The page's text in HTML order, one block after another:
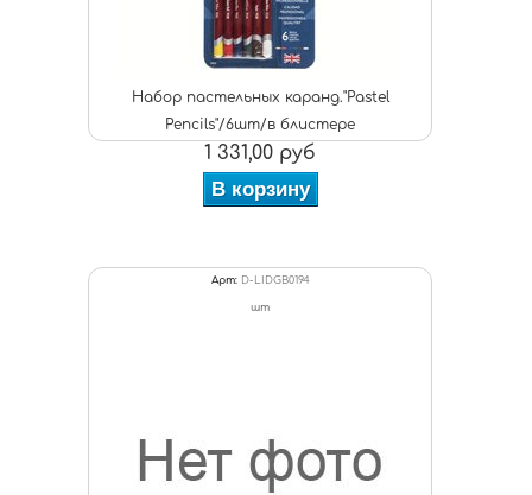
Набор пастельных каранд."Pastel
Pencils"/6шт/в блистере
1 331,00 руб
В корзину
Арт: D-LIDGB0194
шт